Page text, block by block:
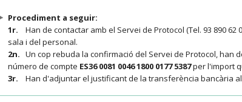
Procediment a seguir:
1r. Han de contactar amb el Servei de Protocol (Tel. 93 890
sala i del personal.
2n. Un cop rebuda la confirmació del Servei de Protocol, han
número de compte ES36 0081 0046 1800 0177 5387per l'import
3r. Han d'adjuntar el justificant de la transferència bancària al